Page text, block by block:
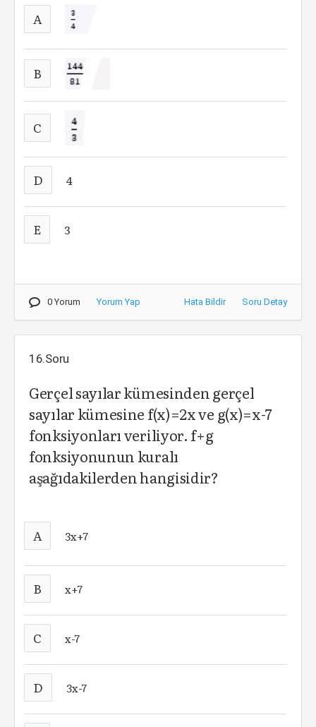
A
B
C
D 4
E 3
0 Yorum Yorum Yap Hata Bildir Soru Detay
16.Soru
Gerçel sayılar kümesinden gerçel
sayılar kümesine f(x)=2x ve g(x)=x-7
fonksiyonları veriliyor. f+g
fonksiyonunun kuralı
aşağıdakilerden hangisidir?
A 3x+7
B x+7
C x-7
D 3x-7